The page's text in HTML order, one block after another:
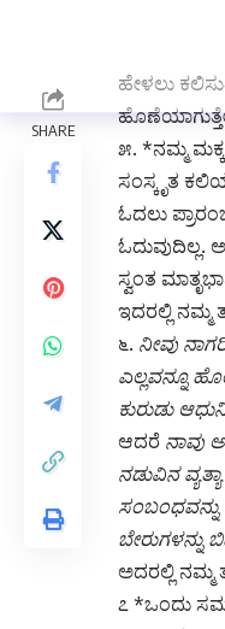
ಓದುವುದಿಲ್ಲ.
ಸ್ವಂತ
ಇದರಲ್ಲಿ ನಮ್ಮ
೬.ನೀವು
ಎಲ್ಲವನ್ನೂ
ಕುರುಡು
ಆದರೆನಾವು
ನಡುವಿನ
ಸಂಬಂಧವನ್ನು
ಅದರಲ್ಲಿ ನಮ್ಮ
೭ *ಒಂದು
ಮನವರಿಕೆ
ನಿಮ್ಮ